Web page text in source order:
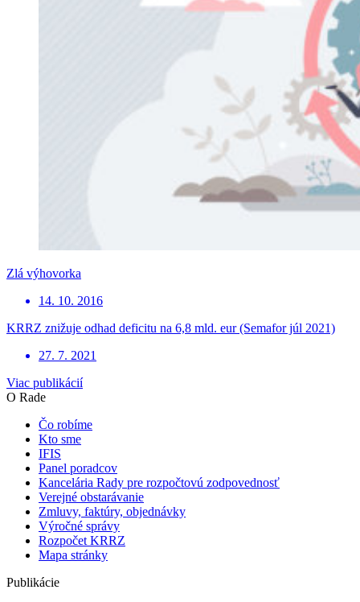
Zlá výhovorka
14. 10. 2016
KRRZ znižuje odhad deficitu na 6,8 mld. eur (Semafor júl 2021)
27. 7. 2021
Viac publikácií
O Rade
Čo robíme
Kto sme
IFIS
Panel poradcov
Kancelária Rady pre rozpočtovú zodpovednosť
Verejné obstarávanie
Zmluvy, faktúry, objednávky
Výročné správy
Rozpočet KRRZ
Mapa stránky
Publikácie